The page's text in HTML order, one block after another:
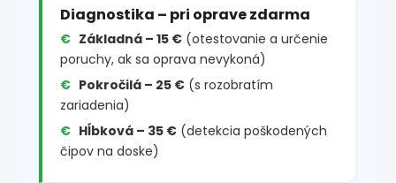
Diagnostika – pri oprave zdarma
Základná – 15 € (otestovanie a určenie
poruchy, ak sa oprava nevykoná)
Pokročilá – 25 € (s rozobratím
zariadenia)
Hĺbková – 35 € (detekcia poškodených
čipov na doske)